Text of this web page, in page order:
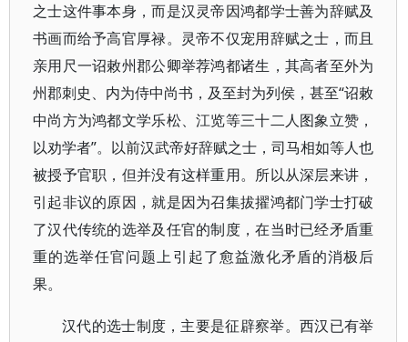
之士这件事本身，而是汉灵帝因鸿都学士善为辞赋及
书画而给予高官厚禄。灵帝不仅宠用辞赋之士，而且
亲用尺一诏敕州郡公卿举荐鸿都诸生，其高者至外为
州郡刺史、内为侍中尚书，及至封为列侯，甚至“诏敕
中尚方为鸿都文学乐松、江览等三十二人图象立赞，
以劝学者”。以前汉武帝好辞赋之士，司马相如等人也
被授予官职，但并没有这样重用。所以从深层来讲，
引起非议的原因，就是因为召集拔擢鸿都门学士打破
了汉代传统的选举及任官的制度，在当时已经矛盾重
重的选举任官问题上引起了愈益激化矛盾的消极后
果。
汉代的选士制度，主要是征辟察举。西汉已有举